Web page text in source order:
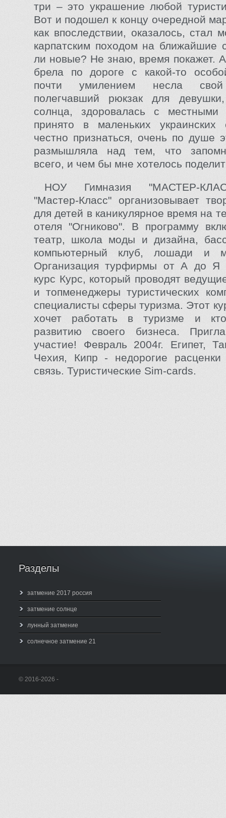
три – это украшение любой
Вот и подошел к концу очередной
как впоследствии, оказалось, стал
карпатским походом на ближайшие
ли новые? Не знаю, время покажет. А
брела по дороге с какой-то
почти умилением несла свой
полегчавший рюкзак для
солнца, здоровалась с местными
принято в маленьких
честно признаться, очень по душе
размышляла над тем, что
всего, и чем бы мне хотелось
НОУ Гимназия "МАСТЕР-
"Мастер-Класс" организовывает
для детей в каникулярное время на
отеля "Огниково". В программу
театр, школа моды и дизайна,
компьютерный клуб, лошади и
Организация турфирмы от А до Я -
курс Курс, который проводят
и топменеджеры туристических
специалисты сферы туризма. Этот
хочет работать в туризме и
развитию своего бизнеса.
участие! Февраль 2004г. Египет,
Чехия, Кипр - недорогие
связь. Туристические Sim-cards.
Разделы
затмение 2017 россия
затмение солнце
лунный затмение
солнечное затмение 21
© 2016-2026 -